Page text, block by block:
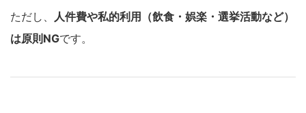
ただし、 人件費や私的利用（飲食・娯楽・選挙活動など）
は原則NGです。